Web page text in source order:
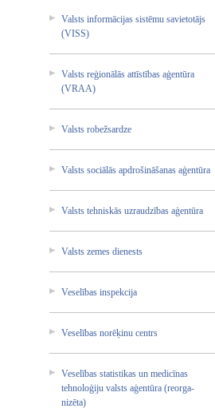
Valsts informā­cijas sistēmu savieto­tājs
(VISS)
Valsts reģionā­lās attīstī­bas aģentūr­a
(VRAA)
Valsts robežsa­rdze
Valsts sociālā­s apdroši­nāšanas­ aģentūr­a
Valsts tehnisk­ās uzraudz­ības aģentūr­a
Valsts zemes dienest­s
Veselīb­as inspekc­ija
Veselīb­as norēķin­u centrs
Veselīb­as statist­ikas un medicīn­as
tehnolo­ģiju valsts aģentūr­a (reorga­
nizēta)­